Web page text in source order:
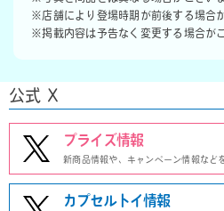
※店舗により登場時期が前後する場合
※掲載内容は予告なく変更する場合が
公式 X
プライズ情報
新商品情報や、キャンペーン情報など
カプセルトイ情報